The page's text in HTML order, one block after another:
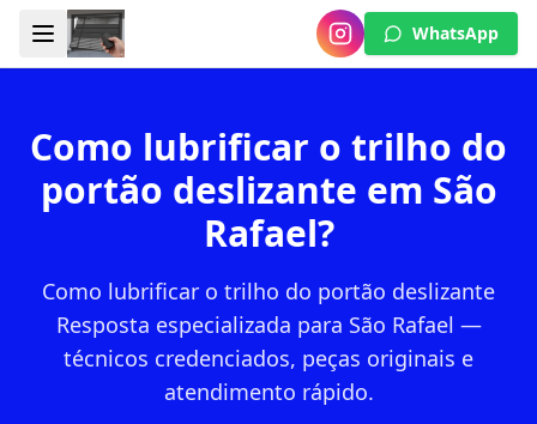
WhatsApp
Como lubrificar o trilho do
portão deslizante em São
Rafael?
Como lubrificar o trilho do portão deslizante
Resposta especializada para São Rafael —
técnicos credenciados, peças originais e
atendimento rápido.